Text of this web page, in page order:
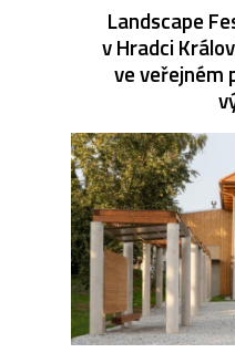
Landscape
v Hradci
ve veřejném